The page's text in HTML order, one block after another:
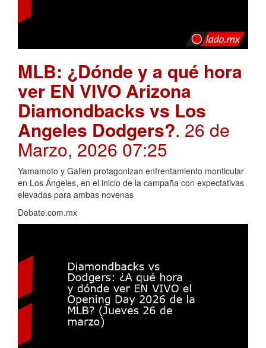
MLB: ¿Dónde y a qué hora
ver EN VIVO Arizona
Diamondbacks vs Los
Angeles Dodgers?. 26 de
Marzo, 2026 07:25
Yamamoto y Gallen protagonizan enfrentamiento monticular
en Los Ángeles, en el inicio de la campaña con expectativas
elevadas para ambas novenas
Debate.com.mx